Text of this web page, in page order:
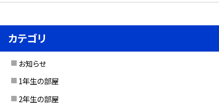
カテゴリ
お知らせ
1年生の部屋
2年生の部屋